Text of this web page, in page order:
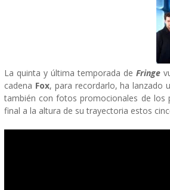
La quinta y última temporada de Fringe
cadena Fox, para recordarlo, ha lanzado
también con fotos promocionales de los
final a la altura de su trayectoria estos